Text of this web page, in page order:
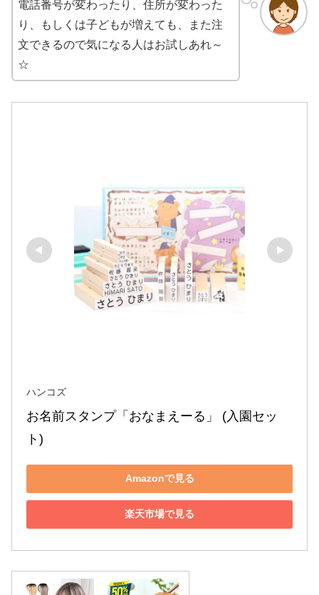
電話番号が変わったり、住所が変わった
り、もしくは子どもが増えても、また注
文できるので気になる人はお試しあれ～
☆
ハンコズ
お名前スタンプ「おなまえーる」 (入園セッ
ト)
Amazonで見る
楽天市場で見る